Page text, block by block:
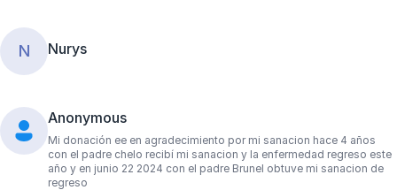
N Nurys
Anonymous
Mi donación ee en agradecimiento por mi sanacion hace 4 años
con el padre chelo recibí mi sanacion y la enfermedad regreso este
año y en junio 22 2024 con el padre Brunel obtuve mi sanacion de
regreso